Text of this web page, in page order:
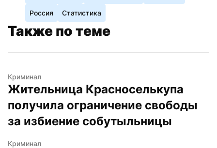
Россия Статистика
Также по теме
Криминал
Жительница Красноселькупа
получила ограничение свободы
за избиение собутыльницы
Криминал